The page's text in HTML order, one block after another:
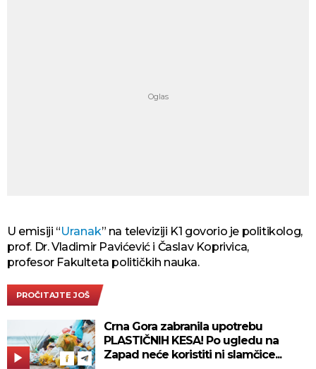
U emisiji “Uranak” na televiziji K1 govorio je politikolog,
prof. Dr. Vladimir Pavićević i Časlav Koprivica,
profesor Fakulteta političkih nauka.
PROČITAJTE JOŠ
Crna Gora zabranila upotrebu
PLASTIČNIH KESA! Po ugledu na
Zapad neće koristiti ni slamčice...